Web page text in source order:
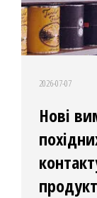
2026-07-07
Нові